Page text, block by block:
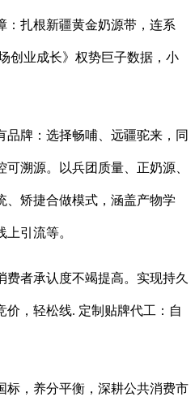
：扎根新疆黄金奶源带，连系
创业成长》权势巨子数据，小
牌：选择畅哺、远疆驼来，同
溯源。以兵团质量、正奶源、
、矫捷合做模式，涵盖产物学
引流等。
者承认度不竭提高。实现持久
价，轻松线. 定制贴牌代工：自
，养分平衡，深耕公共消费市